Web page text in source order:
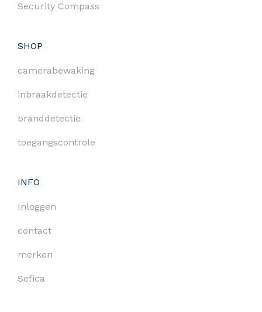
Security Compass
SHOP
camerabewaking
inbraakdetectie
branddetectie
toegangscontrole
INFO
Inloggen
contact
merken
Sefica